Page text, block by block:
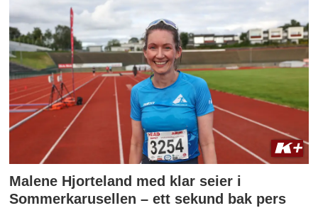
Malene Hjorteland med klar seier i
Sommerkarusellen – ett sekund bak pers